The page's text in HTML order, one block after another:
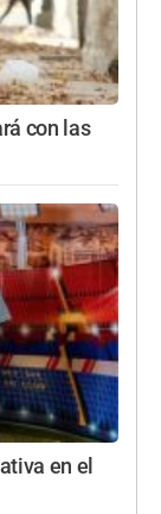
con las
en el